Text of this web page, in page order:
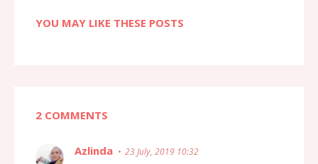
YOU MAY LIKE THESE POSTS
2 COMMENTS
Azlinda 23 July, 2019 10:32